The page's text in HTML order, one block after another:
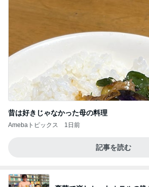
昔は好きじゃなかった母の料理
Amebaトピックス 1日前
記事を読む